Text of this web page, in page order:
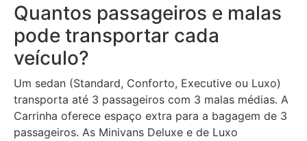
Quantos passageiros e malas
pode transportar cada
veículo?
Um sedan (Standard, Conforto, Executive ou Luxo)
transporta até 3 passageiros com 3 malas médias. A
Carrinha oferece espaço extra para a bagagem de 3
passageiros. As Minivans Deluxe e de Luxo